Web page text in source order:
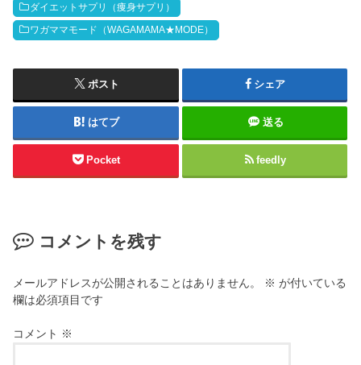
ダイエットサプリ（痩身サプリ）
ワガママモード（WAGAMAMA★MODE）
ポスト シェア
はてブ 送る
Pocket feedly
コメントを残す
メールアドレスが公開されることはありません。 ※ が付いている
欄は必須項目です
コメント ※